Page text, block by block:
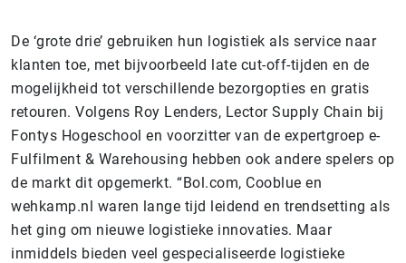
De ‘grote drie’ gebruiken hun logistiek als service naar
klanten toe, met bijvoorbeeld late cut-off-tijden en de
mogelijkheid tot verschillende bezorgopties en gratis
retouren. Volgens Roy Lenders, Lector Supply Chain bij
Fontys Hogeschool en voorzitter van de expertgroep e-
Fulfilment & Warehousing hebben ook andere spelers op
de markt dit opgemerkt. “Bol.com, Cooblue en
wehkamp.nl waren lange tijd leidend en trendsetting als
het ging om nieuwe logistieke innovaties. Maar
inmiddels bieden veel gespecialiseerde logistieke